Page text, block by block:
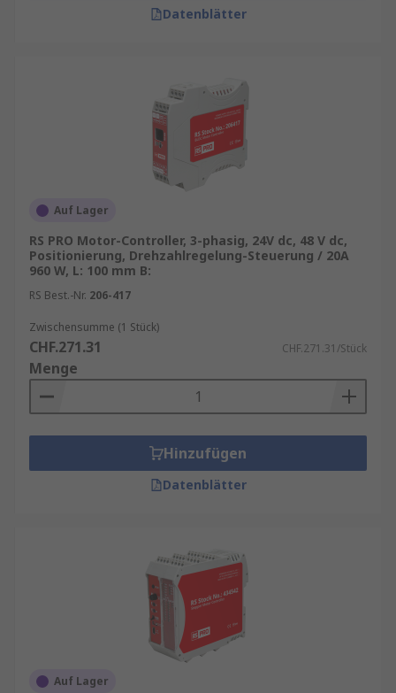
Datenblätter
Auf Lager
RS PRO Motor-Controller, 3-phasig, 24V dc, 48 V dc,
Positionierung, Drehzahlregelung-Steuerung / 20A
960 W, L: 100 mm B:
RS Best.-Nr. 206-417
Zwischensumme (1 Stück)
CHF.271.31 CHF.271.31/Stück
Menge
Hinzufügen
Datenblätter
Auf Lager